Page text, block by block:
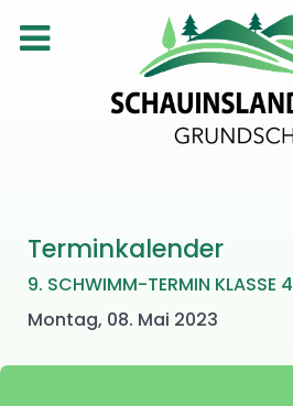
Terminkalender
9. SCHWIMM-TERMIN KLASSE 4
Montag, 08. Mai 2023